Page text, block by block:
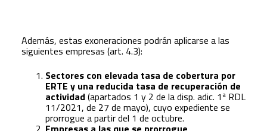
Además, estas exoneraciones podrán aplicarse a las
siguientes empresas (art. 4.3):
Sectores con elevada tasa de cobertura por
ERTE y una reducida tasa de recuperación de
actividad(apartados 1 y 2 de la disp. adic. 1ª RDL
11/2021, de 27 de mayo), cuyo expediente se
prorrogue a partir del 1 de octubre.